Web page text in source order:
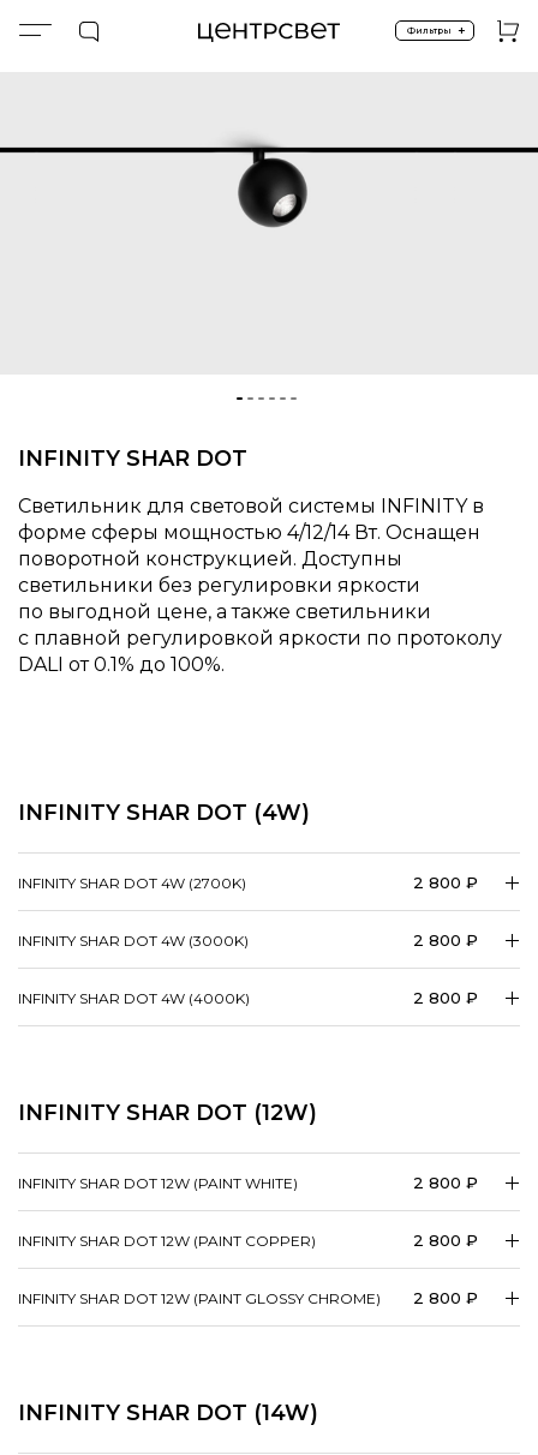
Фильтры +
INFINITY SHAR DOT
Светильник для световой системы INFINITY в
форме сферы мощностью 4/12/14 Вт. Оснащен
поворотной конструкцией. Доступны
светильники без регулировки яркости
по выгодной цене, а также светильники
с плавной регулировкой яркости по протоколу
DALI от 0.1% до 100%.
INFINITY SHAR DOT (4W)
INFINITY SHAR DOT 4W (2700K) 2 800 ₽
INFINITY SHAR DOT 4W (3000K) 2 800 ₽
INFINITY SHAR DOT 4W (4000K) 2 800 ₽
INFINITY SHAR DOT (12W)
INFINITY SHAR DOT 12W (PAINT WHITE) 2 800 ₽
INFINITY SHAR DOT 12W (PAINT COPPER) 2 800 ₽
INFINITY SHAR DOT 12W (PAINT GLOSSY CHROME) 2 800 ₽
INFINITY SHAR DOT (14W)